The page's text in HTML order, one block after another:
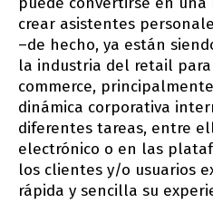
crear asistentes
–de hecho, ya están
la industria del retail para
commerce,
dinámica corporativa
diferentes tareas, entre
electrónico o en las
los clientes y/o usuarios
rápida y sencilla su